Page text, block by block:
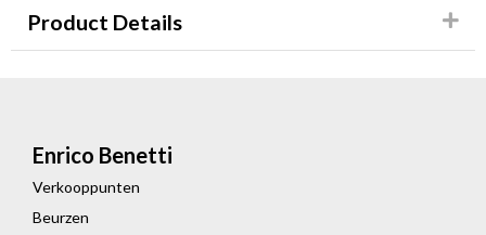
Product Details
Enrico Benetti
Verkooppunten
Beurzen